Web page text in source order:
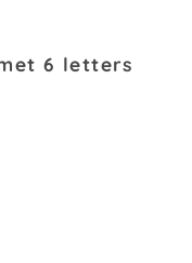
6 letters